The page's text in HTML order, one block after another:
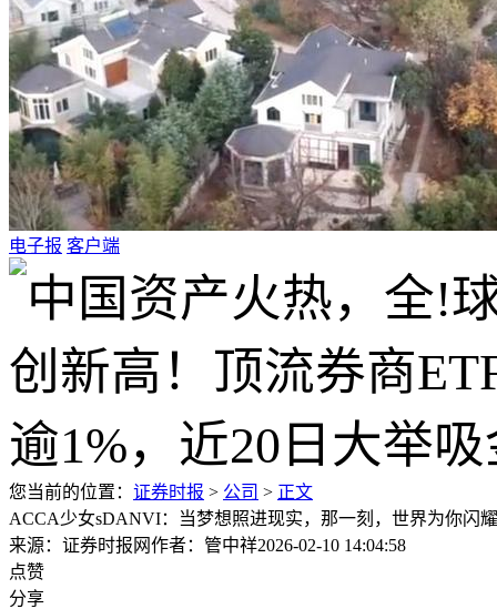
电子报 客户端
您当前的位置： 证券时报 > 公司 > 正文
ACCA少女sDANVI：当梦想照进现实，那一刻，世界为你闪耀
来源：证券时报网作者：管中祥2026-02-10 14:04:58
点赞
分享